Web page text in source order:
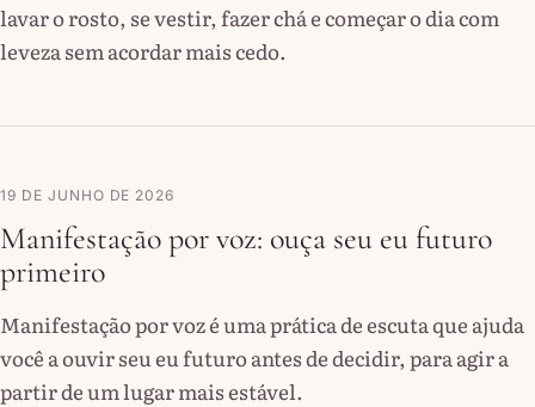
lavar o rosto, se vestir, fazer chá e começar o dia com
leveza sem acordar mais cedo.
19 DE JUNHO DE 2026
Manifestação por voz: ouça seu eu futuro
primeiro
Manifestação por voz é uma prática de escuta que ajuda
você a ouvir seu eu futuro antes de decidir, para agir a
partir de um lugar mais estável.